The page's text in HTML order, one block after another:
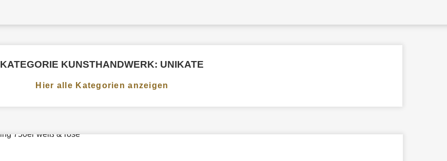
KATEGORIE KUNSTHANDWERK: UNIKATE
Hier alle Kategorien anzeigen